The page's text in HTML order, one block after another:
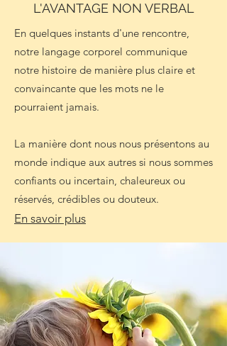
L'AVANTAGE NON VERBAL
En quelques instants d'une rencontre,
notre langage corporel communique
notre histoire de manière plus claire et
convaincante que les mots ne le
pourraient jamais.
La manière dont nous nous présentons au
monde indique aux autres si nous sommes
confiants ou incertain, chaleureux ou
réservés, crédibles ou douteux.
En savoir plus